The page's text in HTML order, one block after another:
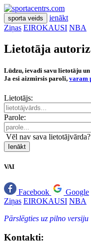
sporta veids
ienākt
Ziņas EIROKAUSI NBA
Lietotāja
Lūdzu, ievadi savu lietotāju
Ja esi aizmirsis paroli, varam
Lietotājs:
Parole:
Vēl nav sava lietotājvārda?
Ienākt
VAI
Facebook
Google
Ziņas EIROKAUSI NBA
Pārslēgties uz pilno
Kontakti: